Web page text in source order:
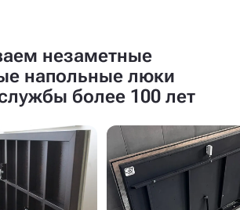
незаметные
напольные люки
более 100 лет